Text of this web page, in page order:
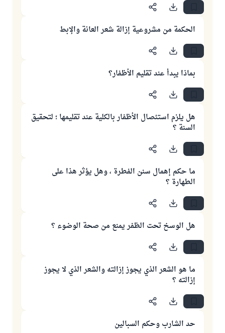
الحكمة من مشروعية إزالة شعر العانة والإبط
بماذا يبدأ عند تقليم الأظفار؟
هل يلزم استئصال الأظفار بالكلية عند تقليمها ؛ لتحقيق
السنة ؟
ما حكم إهمال سنن الفطرة ، وهل يؤثر هذا على
الطهارة ؟
هل الوسخ تحت الظفر يمنع من صحة الوضوء ؟
ما هو الشعر الذي يجوز إزالته والشعر الذي لا يجوز
إزالته ؟
حد الشارب وحكم السبالين